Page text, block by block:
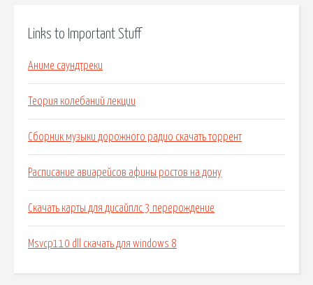
Links to Important Stuff
Аниме саундтреки
Теория колебаний лекции
Сборник музыки дорожного радио скачать торрент
Расписание авиарейсов афины ростов на дону
Скачать карты для дисайплс 3 перерождение
Msvcp110 dll скачать для windows 8